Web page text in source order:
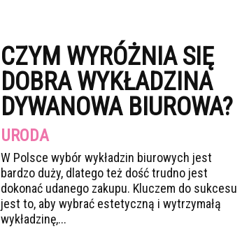
CZYM WYRÓŻNIA SIĘ
DOBRA WYKŁADZINA
DYWANOWA BIUROWA?
URODA
W Polsce wybór wykładzin biurowych jest
bardzo duży, dlatego też dość trudno jest
dokonać udanego zakupu. Kluczem do sukcesu
jest to, aby wybrać estetyczną i wytrzymałą
wykładzinę,...